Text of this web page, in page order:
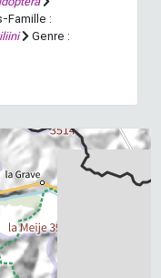
Famille :
Genre :